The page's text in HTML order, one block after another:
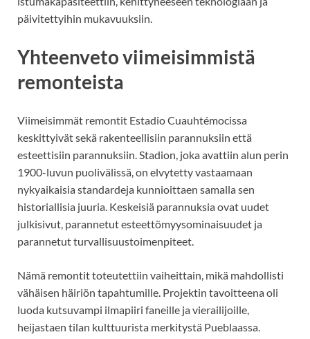
päivitettyihin mukavuuksiin.
Yhteenveto viimeisimmistä
remonteista
Viimeisimmät remontit Estadio Cuauhtémocissa
keskittyivät sekä rakenteellisiin parannuksiin että
esteettisiin parannuksiin. Stadion, joka avattiin alun perin
1900-luvun puolivälissä, on elvytetty vastaamaan
nykyaikaisia standardeja kunnioittaen samalla sen
historiallisia juuria. Keskeisiä parannuksia ovat uudet
julkisivut, parannetut esteettömyysominaisuudet ja
parannetut turvallisuustoimenpiteet.
Nämä remontit toteutettiin vaiheittain, mikä mahdollisti
vähäisen häiriön tapahtumille. Projektin tavoitteena oli
luoda kutsuvampi ilmapiiri faneille ja vierailijoille,
heijastaen tilan kulttuurista merkitystä Pueblaassa.